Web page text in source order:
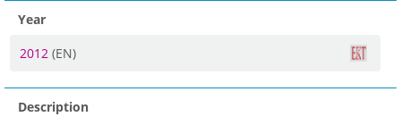
Year
2012 (EN)
Description